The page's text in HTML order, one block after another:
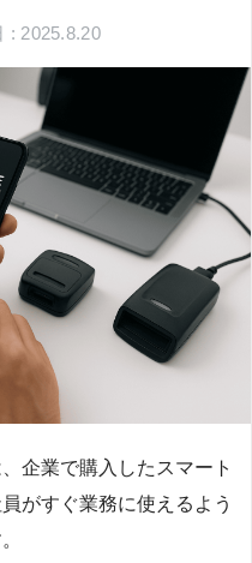
: 2025.8.20
企業で購入したスマート
がすぐ業務に使えるよう